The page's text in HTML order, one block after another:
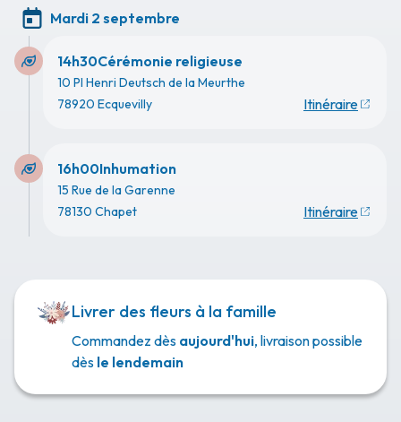
Mardi 2 septembre
14h30Cérémonie religieuse
10 Pl Henri Deutsch de la Meurthe
78920 Ecquevilly
Itinéraire
16h00Inhumation
15 Rue de la Garenne
78130 Chapet
Itinéraire
Livrer des fleurs à la famille
Commandez dès aujourd'hui, livraison possible
dès le lendemain